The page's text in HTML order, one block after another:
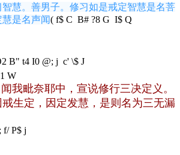
慧。善男子。修习如是戒定智慧是名菩
是名声闻( f$ C B# ?8 G I$ Q
B" t4 I0 @; j c' \$ J
W
我毗奈耶中，宣说修行三决定义。
生定，因定发慧，是则名为三无漏
f/ P$ j